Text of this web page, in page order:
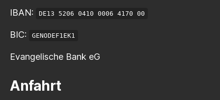
IBAN: DE13 5206 0410 0006 4170 00
BIC: GENODEF1EK1
Evangelische Bank eG
Anfahrt